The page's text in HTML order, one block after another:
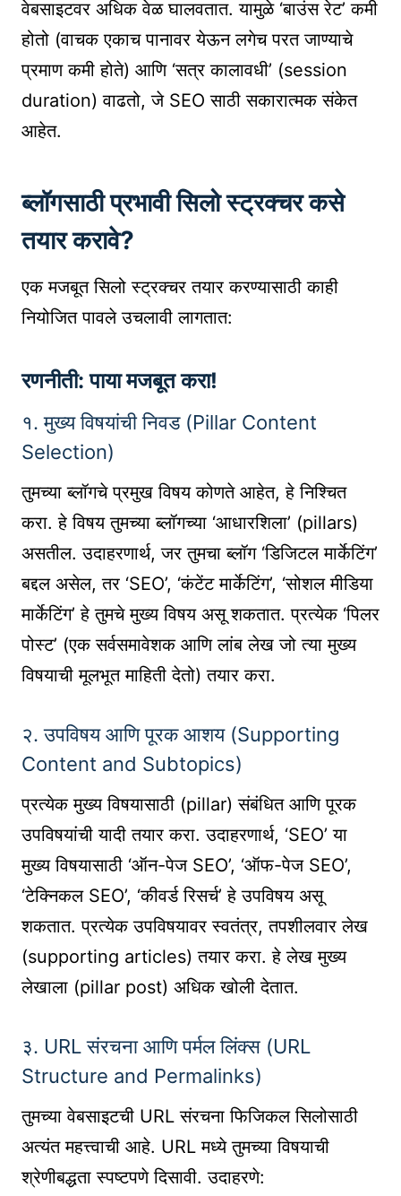
वेबसाइटवर अधिक वेळ घालवतात. यामुळे ‘बाउंस रेट’ कमी
होतो (वाचक एकाच पानावर येऊन लगेच परत जाण्याचे
प्रमाण कमी होते) आणि ‘सत्र कालावधी’ (session
duration) वाढतो, जे SEO साठी सकारात्मक संकेत
आहेत.
ब्लॉगसाठी प्रभावी सिलो स्ट्रक्चर कसे
तयार करावे?
एक मजबूत सिलो स्ट्रक्चर तयार करण्यासाठी काही
नियोजित पावले उचलावी लागतात:
रणनीती: पाया मजबूत करा!
१. मुख्य विषयांची निवड (Pillar Content
Selection)
तुमच्या ब्लॉगचे प्रमुख विषय कोणते आहेत, हे निश्चित
करा. हे विषय तुमच्या ब्लॉगच्या ‘आधारशिला’ (pillars)
असतील. उदाहरणार्थ, जर तुमचा ब्लॉग ‘डिजिटल मार्केटिंग’
बद्दल असेल, तर ‘SEO’, ‘कंटेंट मार्केटिंग’, ‘सोशल मीडिया
मार्केटिंग’ हे तुमचे मुख्य विषय असू शकतात. प्रत्येक ‘पिलर
पोस्ट’ (एक सर्वसमावेशक आणि लांब लेख जो त्या मुख्य
विषयाची मूलभूत माहिती देतो) तयार करा.
२. उपविषय आणि पूरक आशय (Supporting
Content and Subtopics)
प्रत्येक मुख्य विषयासाठी (pillar) संबंधित आणि पूरक
उपविषयांची यादी तयार करा. उदाहरणार्थ, ‘SEO’ या
मुख्य विषयासाठी ‘ऑन-पेज SEO’, ‘ऑफ-पेज SEO’,
‘टेक्निकल SEO’, ‘कीवर्ड रिसर्च’ हे उपविषय असू
शकतात. प्रत्येक उपविषयावर स्वतंत्र, तपशीलवार लेख
(supporting articles) तयार करा. हे लेख मुख्य
लेखाला (pillar post) अधिक खोली देतात.
३. URL संरचना आणि पर्मल लिंक्स (URL
Structure and Permalinks)
तुमच्या वेबसाइटची URL संरचना फिजिकल सिलोसाठी
अत्यंत महत्त्वाची आहे. URL मध्ये तुमच्या विषयाची
श्रेणीबद्धता स्पष्टपणे दिसावी. उदाहरणे: